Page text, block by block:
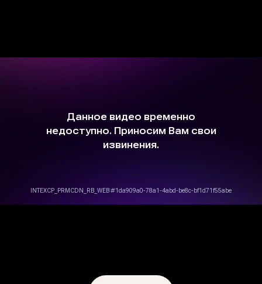
© Юный Эстет 2026. Все права
защищены
Правила возврата и переноса билетов
Политика конфиденциальности